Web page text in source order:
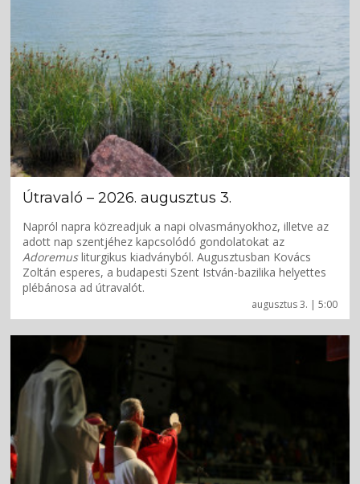
augusztus 3. | 5:00
Útravaló – 2026. augusztus 3.
Napról napra közreadjuk a napi olvasmányokhoz, illetve az
adott nap szentjéhez kapcsolódó gondolatokat az
Adoremusliturgikus kiadványból. Augusztusban Kovács
Zoltán esperes, a budapesti Szent István-bazilika helyettes
plébánosa ad útravalót.